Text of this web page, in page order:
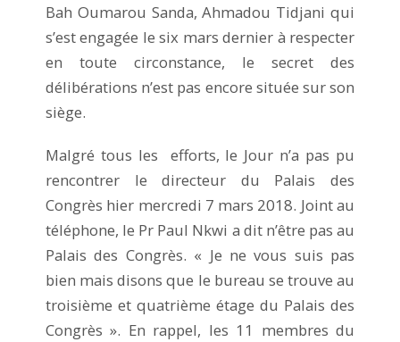
Bah Oumarou Sanda, Ahmadou Tidjani qui
s’est engagée le six mars dernier à respecter
en toute circonstance, le secret des
délibérations n’est pas encore située sur son
siège.
Malgré tous les efforts, le Jour n’a pas pu
rencontrer le directeur du Palais des
Congrès hier mercredi 7 mars 2018. Joint au
téléphone, le Pr Paul Nkwi a dit n’être pas au
Palais des Congrès. « Je ne vous suis pas
bien mais disons que le bureau se trouve au
troisième et quatrième étage du Palais des
Congrès ». En rappel, les 11 membres du